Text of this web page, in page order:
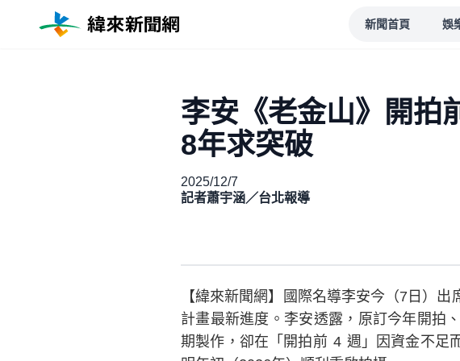
新聞首頁 娛
李安《老金山》開
8年求突破
2025/12/7
記者蕭宇涵／台北報導
【緯來新聞網】國際名導李安今（7日）
計畫最新進度。李安透露，原訂今年開拍
期製作，卻在「開拍前 4 週」因資金不足